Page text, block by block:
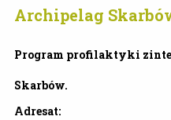
Archipelag
Program profilaktyki
Skarbów.
Adresat: